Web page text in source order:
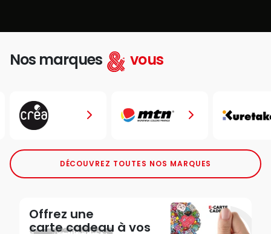
Nos marques vous
DÉCOUVREZ TOUTES NOS MARQUES
Offrez une
carte cadeau à vos